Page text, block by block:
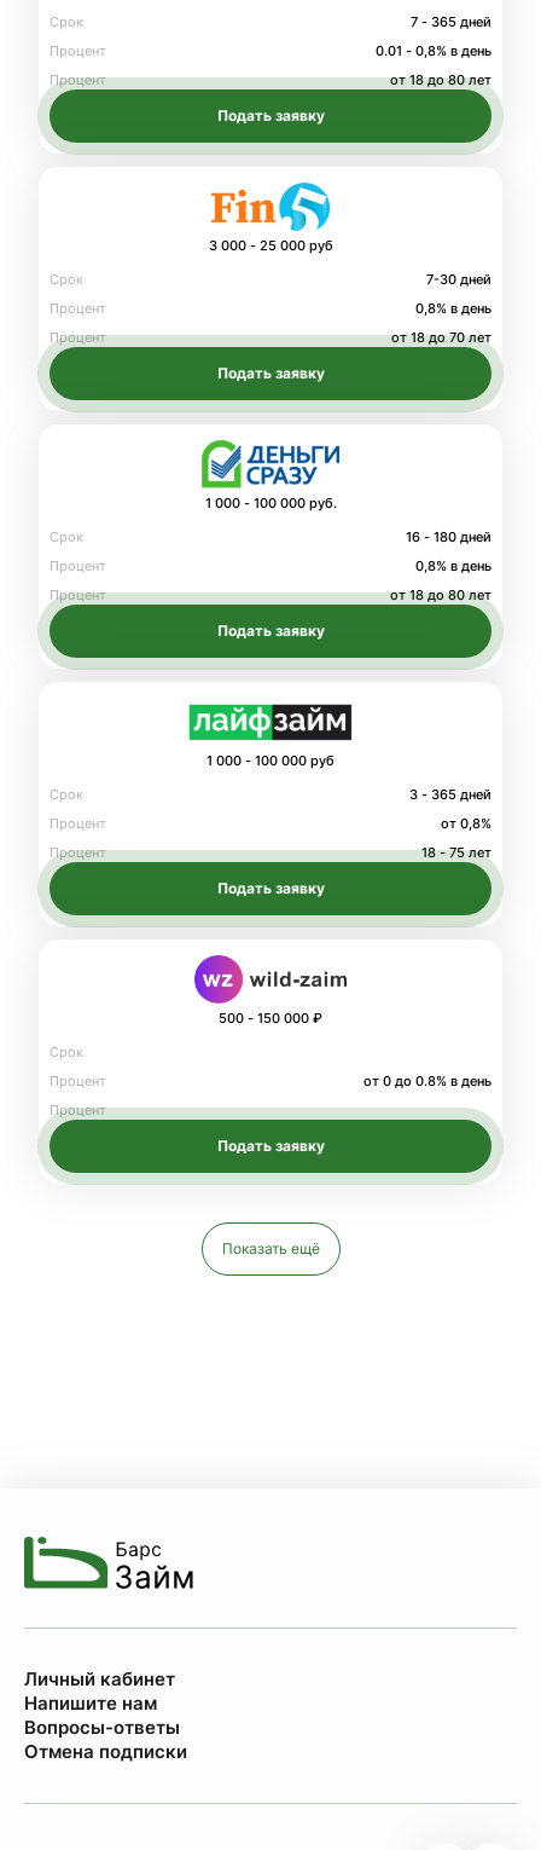
Срок
7 - 365 дней
Процент
0.01 - 0,8% в день
Процент
от 18 до 80 лет
Подать заявку
3 000 - 25 000 руб
Срок
7-30 дней
Процент
0,8% в день
Процент
от 18 до 70 лет
Подать заявку
1 000 - 100 000 руб.
Срок
16 - 180 дней
Процент
0,8% в день
Процент
от 18 до 80 лет
Подать заявку
1 000 - 100 000 руб
Срок
3 - 365 дней
Процент
от 0,8%
Процент
18 - 75 лет
Подать заявку
500 - 150 000 ₽
Срок
Процент
от 0 до 0.8% в день
Процент
Подать заявку
Показать ещё
Личный кабинет
Напишите нам
Вопросы-ответы
Отмена подписки